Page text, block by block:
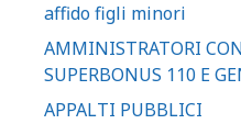
affido figli minori
AMMINISTRATORI
SUPERBONUS 110 E
APPALTI PUBBLICI